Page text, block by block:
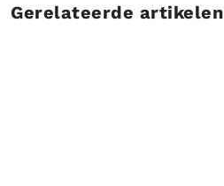
Gerelateerde artikelen